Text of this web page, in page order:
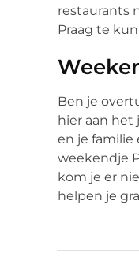
restaurants
Praag te
Ben je
hier aan het
en je familie
weekendje
kom je er
helpen je